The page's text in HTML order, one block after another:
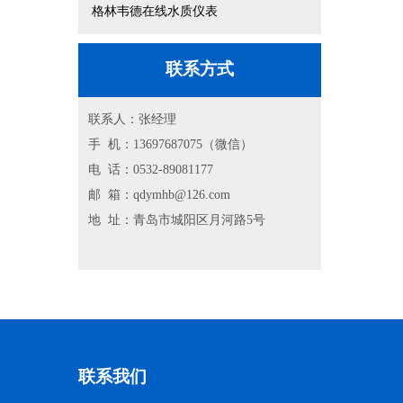
格林韦德在线水质仪表
联系方式
联系人：张经理
手 机：13697687075（微信）
电 话：0532-89081177
邮 箱：qdymhb@126.com
地 址：青岛市城阳区月河路5号
联系我们